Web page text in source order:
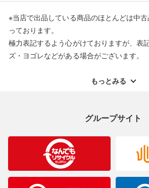
返品・交換について
※当店で出品している商品のほとんどは中
っております。
極力表記するよう心がけておりますが、表
ズ・ヨゴレなどがある場合がございます。
ご理解くださいますようお願い申し上げます
合がございますのでご了承ください。
※表記したカラー名は、当社が判断した名称
製造元が定めたカラー名と異なることもあ
明なことがありましたらご購入前にお問い
もっとみる
グループサイト